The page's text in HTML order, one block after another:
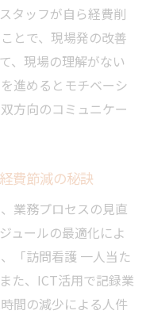
タッフが自ら経費削
とで、現場発の改善
、現場の理解がない
進めるとモチベーシ
方向のコミュニケー
費節減の秘訣
業務プロセスの見直
ュールの最適化によ
「訪問看護 一人当た
た、ICT活用で記録業
間の減少による人件